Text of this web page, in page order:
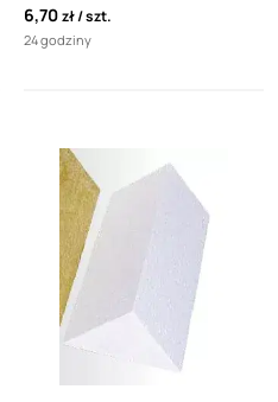
6,70zł szt.
24 godziny